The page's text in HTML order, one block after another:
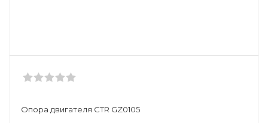
Опора двигателя CTR GZ0105